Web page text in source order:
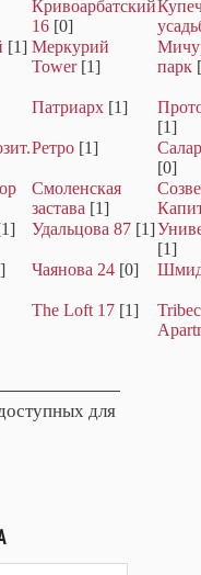
Кривоарбатский
16 [0]
[1] Меркурий
Tower [1]
парк
Патриарх [1]
[1]
Ретро [1]
[0]
Смоленская
застава [1]
Удальцова 87 [1]
[1]
Чаянова 24 [0]
The Loft 17 [1]
для